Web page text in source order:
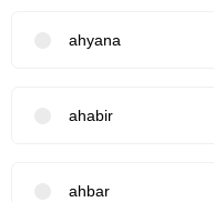
ahyana
ahabir
ahbar